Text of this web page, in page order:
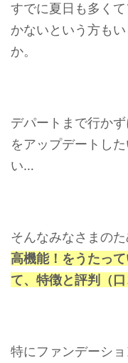
すでに夏日も多く
かないという方も
か。
デパートまで行か
をアップデートし
い…
そんなみなさまのた
高機能！をうたっ
て、 特徴と評判（口
特にファンデーシ